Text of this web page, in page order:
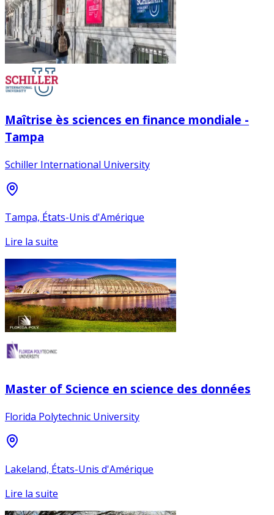
Maîtrise ès sciences en finance mondiale -
Tampa
Schiller International University
Tampa, États-Unis d'Amérique
Lire la suite
Master of Science en science des données
Florida Polytechnic University
Lakeland, États-Unis d'Amérique
Lire la suite